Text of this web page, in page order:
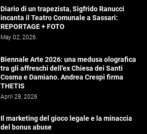
Diario di un trapezista, Sigfrido Ranucci
incanta il Teatro Comunale a Sassari:
REPORTAGE + FOTO
May 02, 2026
Biennale Arte 2026: una medusa olografica
tra gli affreschi dell’ex Chiesa dei Santi
Cosma e Damiano. Andrea Crespi firma
THETIS
April 28, 2026
Il marketing del gioco legale e la minaccia
del bonus abuse